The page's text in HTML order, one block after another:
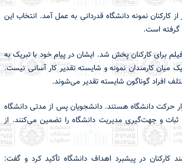
ضمن ادای احترام به خانواده شهید براتی از شهدای والامقام جنگ تحمیلی 12 روزه، از 38 نفر از کارکنان نمونه دانشگاه قدردانی به عمل آمد. انتخاب این
گرفته است.
برای کارکنان پخش شد. ایشان در پیام خود با تبریک به
میان کارمندان نمونه و شایسته تقدیر کار آسانی نیست.
افراد گوناگون شایسته تقدیر می‌شوند.
حرکت دانشگاه هستند. دانشجویان پس از مدتی دانشگاه
و جهت‌گیری مدیریت دانشگاه را تضمین می‌کنند. از
کارکنان در پیشبرد اهداف دانشگاه تأکید کرد و گفت: